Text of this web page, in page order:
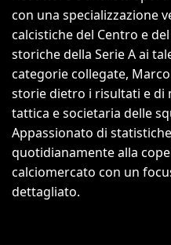
con una specializzazione
calcistiche del Centro e
storiche della Serie A ai
categorie collegate,
storie dietro i risultati e di
tattica e societaria delle
Appassionato di
quotidianamente alla
calciomercato con un
dettagliato.